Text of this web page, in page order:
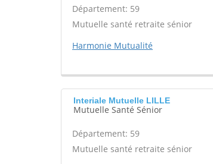
Département: 59
Mutuelle santé retraite sénior
Harmonie Mutualité
Interiale Mutuelle LILLE
Mutuelle Santé Sénior
Département: 59
Mutuelle santé retraite sénior